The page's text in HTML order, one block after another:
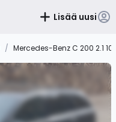
Lisää uusi
/ Mercedes-Benz C 200 2.1